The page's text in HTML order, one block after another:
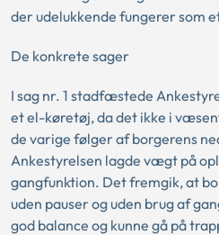
der udelukkende fungerer som
De konkrete sager
I sag nr. 1 stadfæstede
et el-køretøj, da det ikke i
de varige følger af borgerens
Ankestyrelsen lagde vægt på
gangfunktion. Det fremgik, at
uden pauser og uden brug af
god balance og kunne gå på